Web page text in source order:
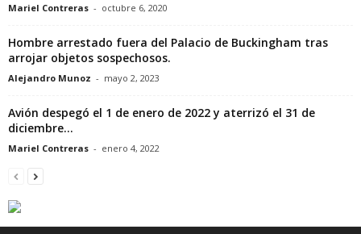
Mariel Contreras - octubre 6, 2020
Hombre arrestado fuera del Palacio de Buckingham tras
arrojar objetos sospechosos.
Alejandro Munoz - mayo 2, 2023
Avión despegó el 1 de enero de 2022 y aterrizó el 31 de
diciembre...
Mariel Contreras - enero 4, 2022